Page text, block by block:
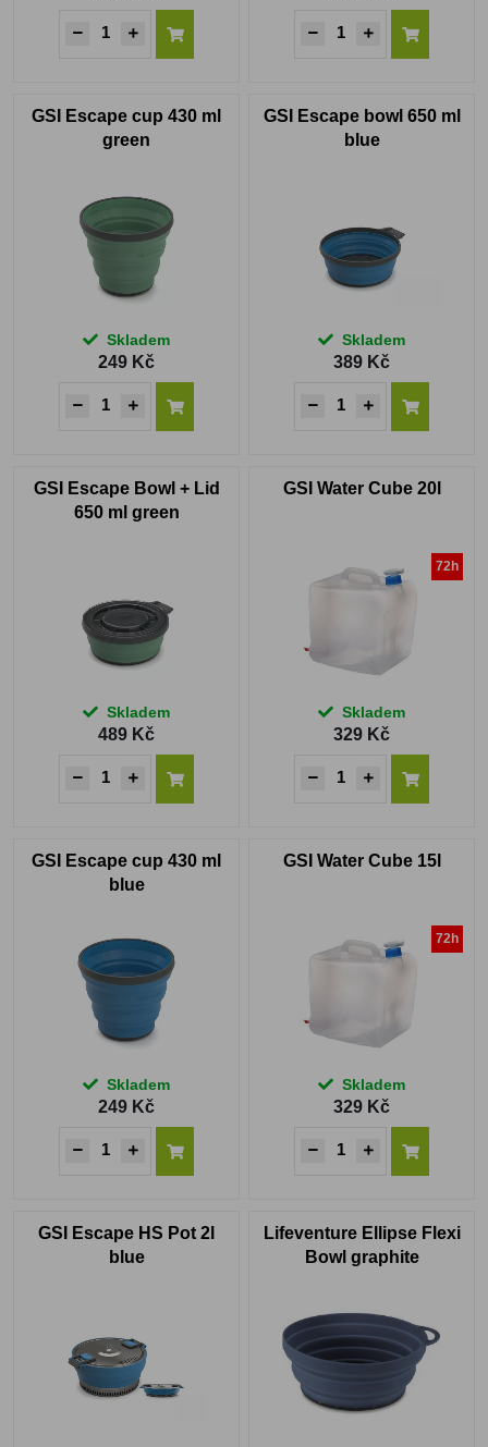
GSI Escape cup 430 ml
green
Skladem
249 Kč
GSI Escape bowl 650 ml
blue
Skladem
389 Kč
GSI Escape Bowl + Lid
650 ml green
Skladem
489 Kč
GSI Water Cube 20l
72h
Skladem
329 Kč
GSI Escape cup 430 ml
blue
Skladem
249 Kč
GSI Water Cube 15l
72h
Skladem
329 Kč
GSI Escape HS Pot 2l
blue
Lifeventure Ellipse Flexi
Bowl graphite